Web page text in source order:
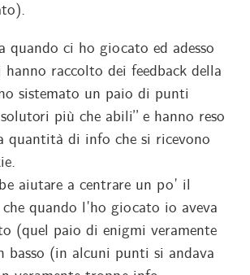
quando ci ho giocato ed adesso
raccolto dei feedback della
sistemato un paio di punti
più che abili” e hanno reso
quantità di info che si ricevono
aiutare a centrare un po’ il
quando l’ho giocato io aveva
(quel paio di enigmi veramente
basso (in alcuni punti si andava